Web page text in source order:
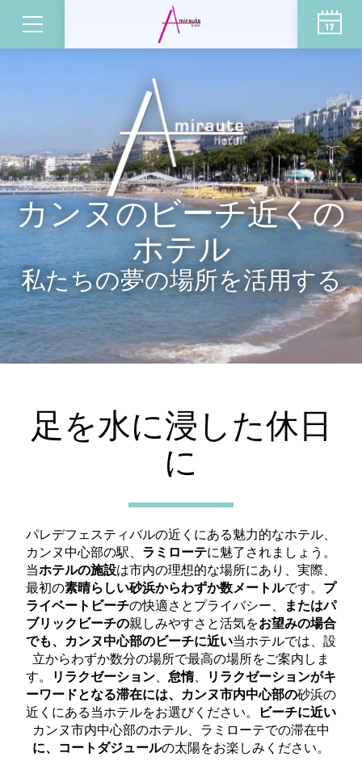
カンヌのビーチ近くの
ホテル
私たちの夢の場所を活用する
足を水に浸した休日
に
パレデフェスティバルの近くにある魅力的なホテル、
カンヌ中心部の駅、 ラミローテに魅了されましょう。
当ホテルの施設は市内の理想的な場所にあり、実際、
最初の素晴らしい砂浜からわずか数メートルです。 プ
ライベートビーチの快適さとプライバシー、
またはパ
ブリックビーチの親しみやすさと活気をお望みの場合
でも、カンヌ中心部のビーチに近い当ホテルでは、設
立からわずか数分の場所で最高の場所をご案内しま
す。
リラクゼーション、 怠惰、 リラクゼーションがキ
ーワードとなる滞在には、カンヌ市内中心部の砂浜の
近くにある当ホテルをお選びください。
ビーチに近い
カンヌ市内中心部のホテル、ラミローテでの滞在中
に、コートダジュールの太陽をお楽しみください。